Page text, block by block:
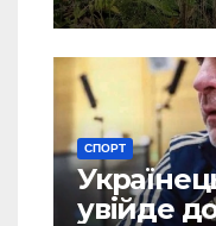
СПОРТ
увійде